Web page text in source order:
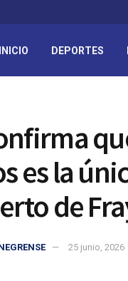
INICIO DEPORTES
es la
de
25 junio, 2026